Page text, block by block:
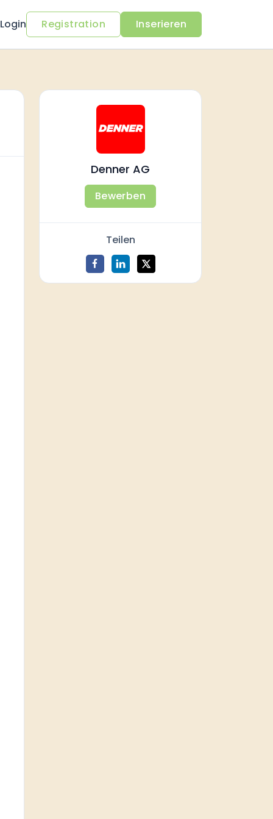
Login Registration Inserieren
Denner AG
Bewerben
Teilen